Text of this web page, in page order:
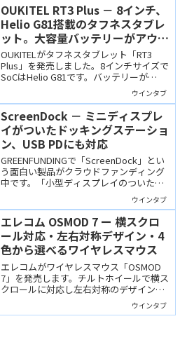
OUKITEL RT3 Plus － 8インチ、
Helio G81搭載のタフネスタブレ
ット。大容量バッテリーがアウト
ドアで頼りになりそう
OUKITELがタフネスタブレット「RT3
Plus」を発売しました。8インチサイズで
SoCはHelio G81です。バッテリーが
11,000mAhと大きく、アウトドアで便利
ウインタブ
ScreenDock － ミニディスプレ
イがついたドッキングステーショ
ン、USB PDにも対応
GREENFUNDINGで「ScreenDock」とい
う面白い製品がクラウドファンディング
中です。「小型ディスプレイのついたド
ッキングステーション」で、小さな画面
に動画やSNSなどを表示して「ながら仕
事」をするのにはよさそうです。
ウインタブ
エレコム OSMOD 7 ー 横スクロ
ール対応・左右対称デザイン・4
色から選べるワイヤレスマウス
エレコムがワイヤレスマウス「OSMOD
7」を発売します。チルトホイールで横ス
クロールに対応し左右対称のデザイン、
全4色から選べます。実売3,990円と手頃
ウインタブ